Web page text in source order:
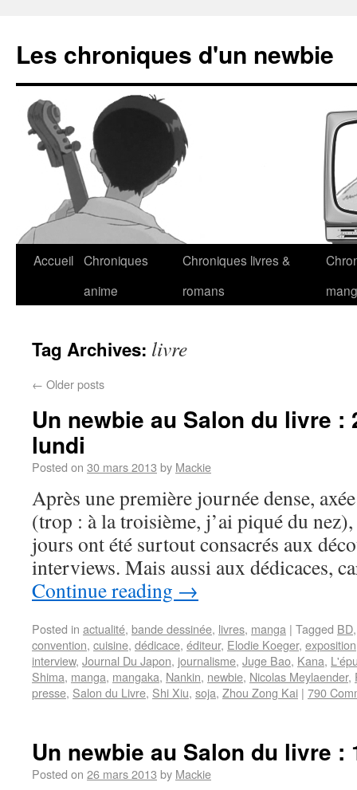
Les chroniques d'un newbie
Accueil Chroniques
anime
Chroniques livres &
romans
Tag Archives: livre
← Older posts
Un newbie au Salon du livre :
lundi
Posted on 30 mars 2013 by Mackie
Après une première journée dense,
(trop : à la troisième, j’ai piqué du
jours ont été surtout consacrés aux
interviews. Mais aussi aux dédicaces,
Continue reading →
Posted in actualité, bande dessinée, livres, manga | Tagged BD
convention, cuisine, dédicace, éditeur, Elodie Koeger, exposition
interview, Journal Du Japon, journalisme, Juge Bao, Kana,
Shima, manga, mangaka, Nankin, newbie, Nicolas Meylaender,
presse, Salon du Livre, Shi Xiu, soja, Zhou Zong Kai | 790
Un newbie au Salon du livre :
Posted on 26 mars 2013 by Mackie